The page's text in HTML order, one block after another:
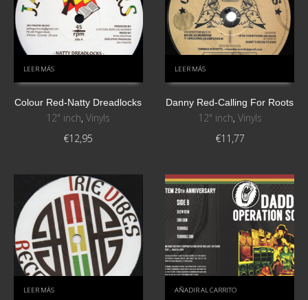
LEER MÁS
Colour Red-Natty Dreadlocks
12" inch,Vinyls
€12,95
LEER MÁS
Danny Red-Calling For Roots
12" inch, Vinyls
€11,77
LEER MÁS AÑADIR AL CARRITO